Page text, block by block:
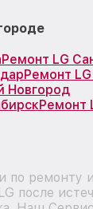
Ремонт LG
Ремонт
Новгород
Ремонт
по ремонту
после